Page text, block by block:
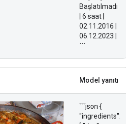
Başlatılmadı
| 6 saat |
02.11.2016 |
06.12.2023 |
```
Model yanıtı
```json {
"ingredients":